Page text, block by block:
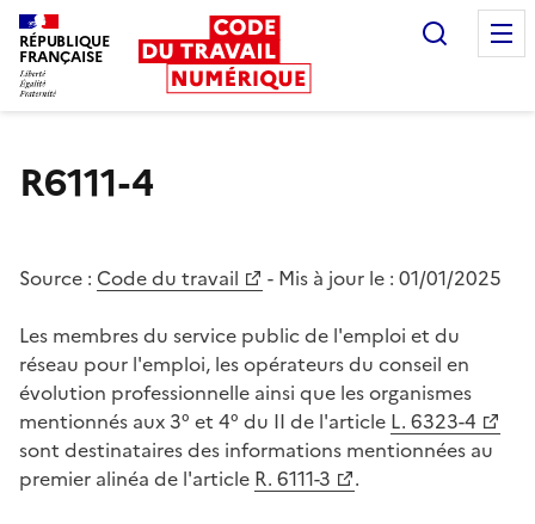
RÉPUBLIQUE
FRANÇAISE
R6111-4
Source : Code du travail - Mis à jour le : 01/01/2025
Les membres du service public de l'emploi et du
réseau pour l'emploi, les opérateurs du conseil en
évolution professionnelle ainsi que les organismes
mentionnés aux 3° et 4° du II de l'article L. 6323-4
sont destinataires des informations mentionnées au
premier alinéa de l'article R. 6111-3 .